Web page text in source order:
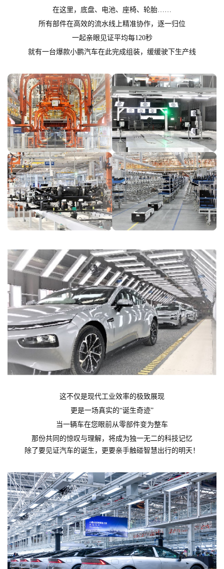
在这里，底盘、电池、座椅、轮胎……
所有部件在高效的流水线上精准协作，逐一归位
一起亲眼见证平均每120秒
就有一台爆款小鹏汽车在此完成组装，缓缓驶下生产线
这不仅是现代工业效率的极致展现
更是一场真实的“诞生奇迹”
当一辆车在您眼前从零部件变为整车
那份共同的惊叹与理解，将成为独一无二的科技记忆
除了要见证汽车的诞生，更要亲手触碰智慧出行的明天！